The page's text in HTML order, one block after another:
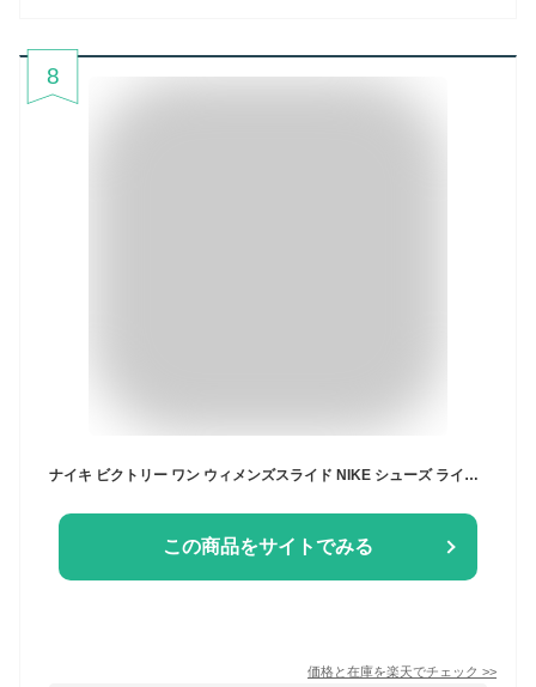
8
ナイキ ビクトリー ワン ウィメンズスライド NIKE シューズ ライフスタイル Sportswear スニーカー サンダル レディース カジュアル スポーツ ローカット ピンク 靴 cn9677-600 アウトドア 川遊び
この商品をサイトでみる
価格と在庫を楽天でチェック >>